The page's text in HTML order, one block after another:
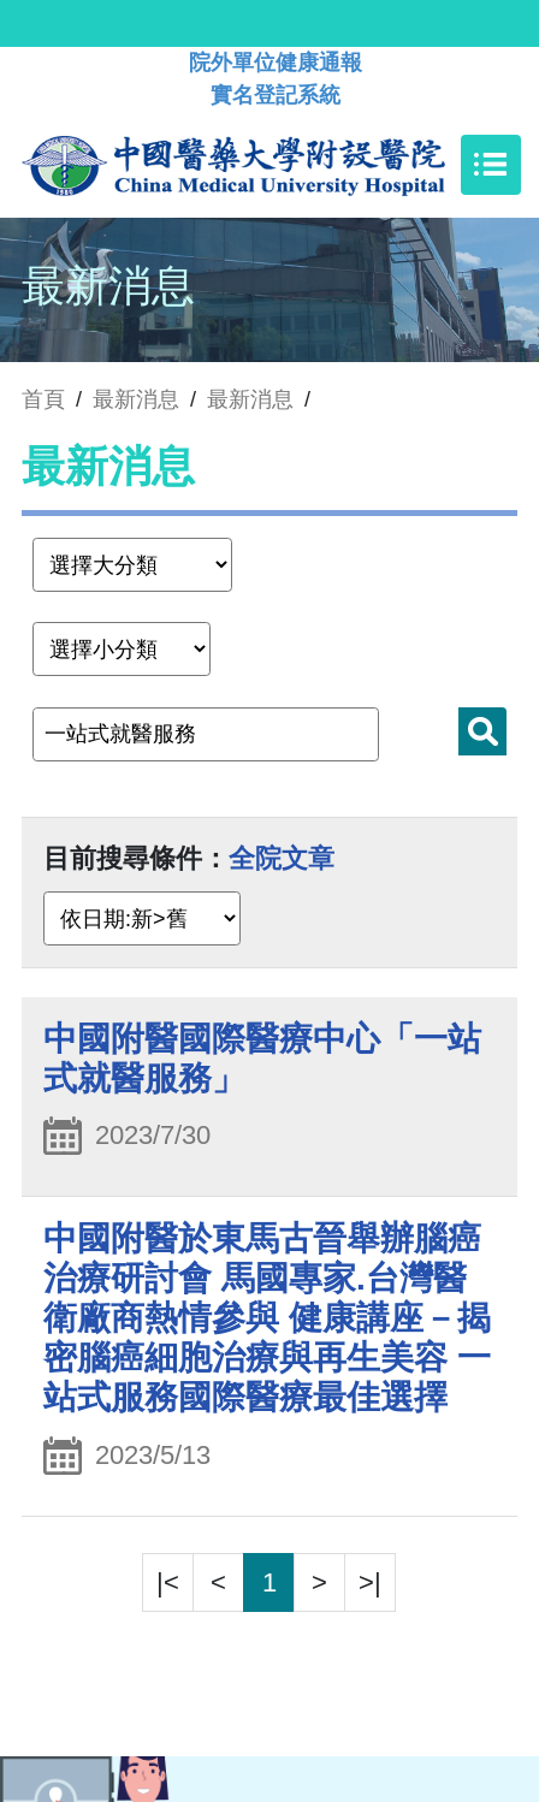
院外單位健康通報
實名登記系統
最新消息
首頁 / 最新消息 / 最新消息 /
最新消息
目前搜尋條件： 全院文章
中國附醫國際醫療中心「一站
式就醫服務」
2023/7/30
中國附醫於東馬古晉舉辦腦癌
治療研討會 馬國專家.台灣醫
衛廠商熱情參與 健康講座－揭
密腦癌細胞治療與再生美容 一
站式服務國際醫療最佳選擇
2023/5/13
|< < 1 > >|